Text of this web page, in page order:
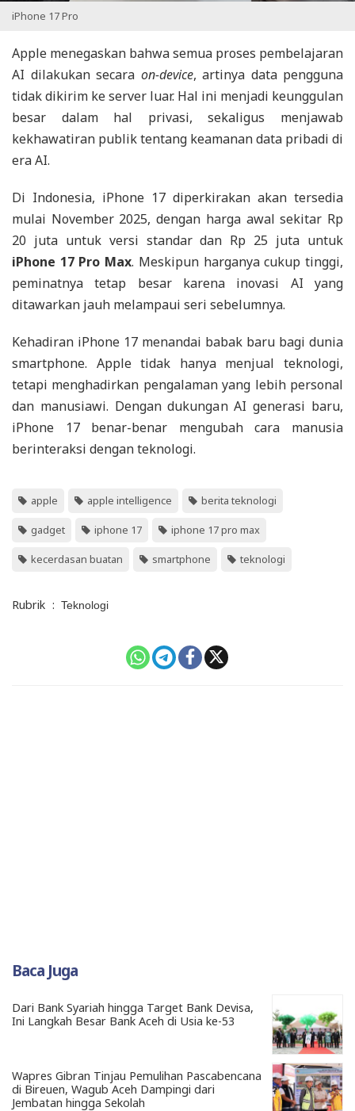
iPhone 17 Pro
Apple menegaskan bahwa semua proses pembelajaran
AI dilakukan secara on-device, artinya data pengguna
tidak dikirim ke server luar. Hal ini menjadi keunggulan
besar dalam hal privasi, sekaligus menjawab
kekhawatiran publik tentang keamanan data pribadi di
era AI.
Di Indonesia, iPhone 17 diperkirakan akan tersedia
mulai November 2025, dengan harga awal sekitar Rp
20 juta untuk versi standar dan Rp 25 juta untuk
iPhone 17 Pro Max. Meskipun harganya cukup tinggi,
peminatnya tetap besar karena inovasi AI yang
ditawarkan jauh melampaui seri sebelumnya.
Kehadiran iPhone 17 menandai babak baru bagi dunia
smartphone. Apple tidak hanya menjual teknologi,
tetapi menghadirkan pengalaman yang lebih personal
dan manusiawi. Dengan dukungan AI generasi baru,
iPhone 17 benar-benar mengubah cara manusia
berinteraksi dengan teknologi.
apple apple intelligence berita teknologi
gadget iphone 17 iphone 17 pro max
kecerdasan buatan smartphone teknologi
Rubrik : Teknologi
Baca Juga
Dari Bank Syariah hingga Target Bank Devisa,
Ini Langkah Besar Bank Aceh di Usia ke-53
Wapres Gibran Tinjau Pemulihan Pascabencana
di Bireuen, Wagub Aceh Dampingi dari
Jembatan hingga Sekolah